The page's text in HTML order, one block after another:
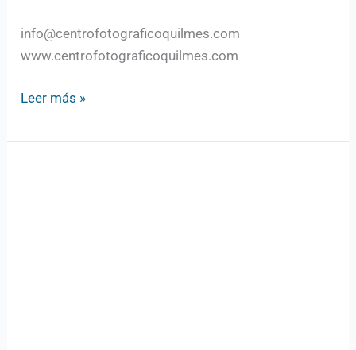
info@centrofotograficoquilmes.com
www.centrofotograficoquilmes.com
Leer más »